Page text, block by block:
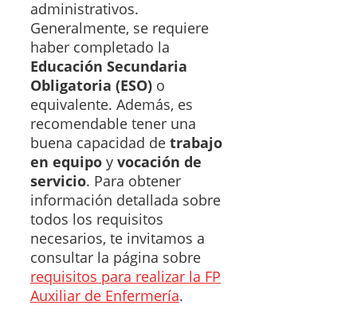
administrativos.
Generalmente, se requiere
haber completado la
Educación Secundaria
Obligatoria (ESO) o
equivalente. Además, es
recomendable tener una
buena capacidad de trabajo
en equipo y vocación de
servicio. Para obtener
información detallada sobre
todos los requisitos
necesarios, te invitamos a
consultar la página sobre
requisitos para realizar la FP
Auxiliar de Enfermería.